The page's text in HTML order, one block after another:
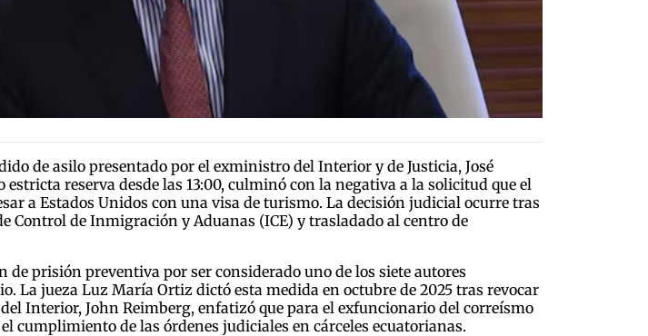
de asilo presentado por el exministro del Interior y de Justicia, José
reserva desde las 13:00, culminó con la negativa a la solicitud que el
a Estados Unidos con una visa de turismo. La decisión judicial ocurre tras
Control de Inmigración y Aduanas (ICE) y trasladado al centro de
de prisión preventiva por ser considerado uno de los siete autores
La jueza Luz María Ortiz dictó esta medida en octubre de 2025 tras revocar
Interior, John Reimberg, enfatizó que para el exfuncionario del correísmo
cumplimiento de las órdenes judiciales en cárceles ecuatorianas.